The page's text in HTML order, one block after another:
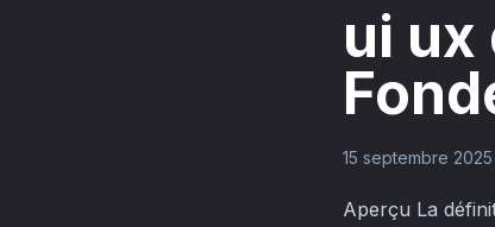
ui ux
15 septembre 2025
Aperçu La